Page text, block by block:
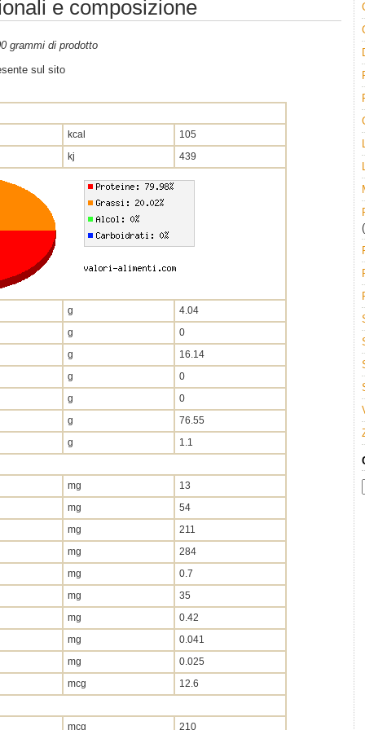
e composizione
grammi di prodotto
sul sito
kcal
105
kj
439
g
4.04
g
0
g
16.14
g
0
g
0
g
76.55
g
1.1
mg
13
mg
54
mg
211
mg
284
mg
0.7
mg
35
mg
0.42
mg
0.041
mg
0.025
mcg
12.6
mcg 210
(